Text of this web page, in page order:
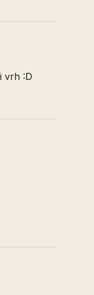
vrh :D